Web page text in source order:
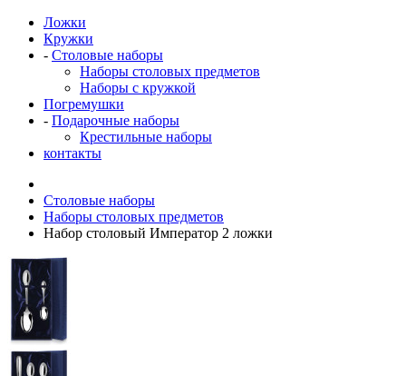
Ложки
Кружки
- Столовые наборы
Наборы столовых предметов
Наборы с кружкой
Погремушки
- Подарочные наборы
Крестильные наборы
контакты
Столовые наборы
Наборы столовых предметов
Набор столовый Император 2 ложки